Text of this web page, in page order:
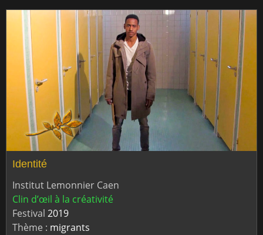
Identité
Institut Lemonnier Caen
Clin d’œil à la créativité
Festival 2019
Thème : migrants